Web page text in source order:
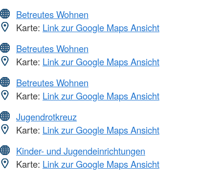
Betreutes Wohnen
Karte: Link zur Google Maps Ansicht
Betreutes Wohnen
Karte: Link zur Google Maps Ansicht
Betreutes Wohnen
Karte: Link zur Google Maps Ansicht
Jugendrotkreuz
Karte: Link zur Google Maps Ansicht
Kinder- und Jugendeinrichtungen
Karte: Link zur Google Maps Ansicht